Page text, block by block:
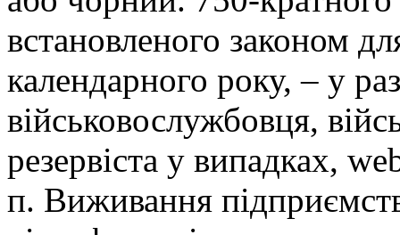
встановленого законом
календарного року, – у
військовослужбовця,
резервіста у випадках,
п. Виживання